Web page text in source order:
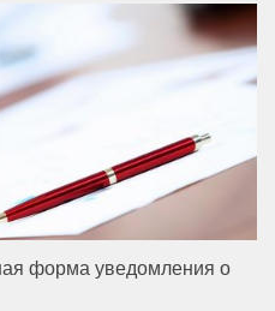
форма уведомления о